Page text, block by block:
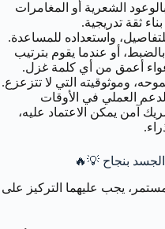
الشعرية أو المغامرات
ثقة تدريجية.
واستعداده للمساعدة.
أو عندما يقوم بترتيب
أعمق من أي كلمة غزل.
وموثوقيته التي لا تتزعزع.
العملي في الأوقات
آمن يمكن الاعتماد عليه،
بنجاح 💡🔥
يجب عليهما التركيز على